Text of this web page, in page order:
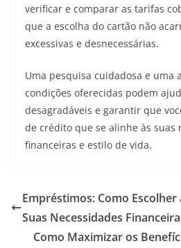
verificar e comparar as tarifas
que a escolha do cartão não
excessivas e desnecessárias.
Uma pesquisa cuidadosa e uma
condições oferecidas podem
desagradáveis e garantir que
de crédito que se alinhe às suas
financeiras e estilo de vida.
Empréstimos: Como
Suas Necessidades
Como Maximizar os